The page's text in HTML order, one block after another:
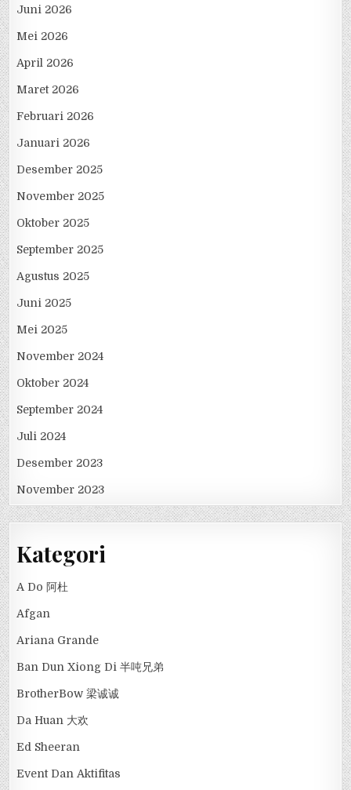
Juni 2026
Mei 2026
April 2026
Maret 2026
Februari 2026
Januari 2026
Desember 2025
November 2025
Oktober 2025
September 2025
Agustus 2025
Juni 2025
Mei 2025
November 2024
Oktober 2024
September 2024
Juli 2024
Desember 2023
November 2023
Kategori
A Do 阿杜
Afgan
Ariana Grande
Ban Dun Xiong Di 半吨兄弟
BrotherBow 梁诚诚
Da Huan 大欢
Ed Sheeran
Event Dan Aktifitas